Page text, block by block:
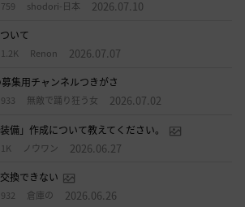
759 shodori-日本 2026.07.10
いて
1.2K Renon 2026.07.07
募集用チャンネルつきがさ
933 無敵で踊り狂う女 2026.07.02
備」作成について教えてください。
1K ノウワン 2026.06.27
換できない
932 倉庫の 2026.06.26